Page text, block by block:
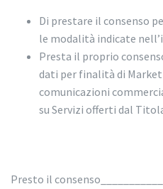
Di prestare il consenso
le modalità indicate
Presta il proprio
dati per finalità di
comunicazioni
su Servizi offerti dal
Presto il